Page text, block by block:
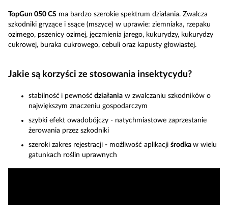
TopGun 050 CS ma bardzo szerokie spektrum działania. Zwalcza
szkodniki gryzące i ssące (mszyce) w uprawie: ziemniaka, rzepaku
ozimego, pszenicy ozimej, jęczmienia jarego, kukurydzy, kukurydzy
cukrowej, buraka cukrowego, cebuli oraz kapusty głowiastej.
Jakie są korzyści ze stosowania insektycydu?
stabilność i pewność działania w zwalczaniu szkodników o
największym znaczeniu gospodarczym
szybki efekt owadobójczy - natychmiastowe zaprzestanie
żerowania przez szkodniki
szeroki zakres rejestracji - możliwość aplikacji środka w wielu
gatunkach roślin uprawnych